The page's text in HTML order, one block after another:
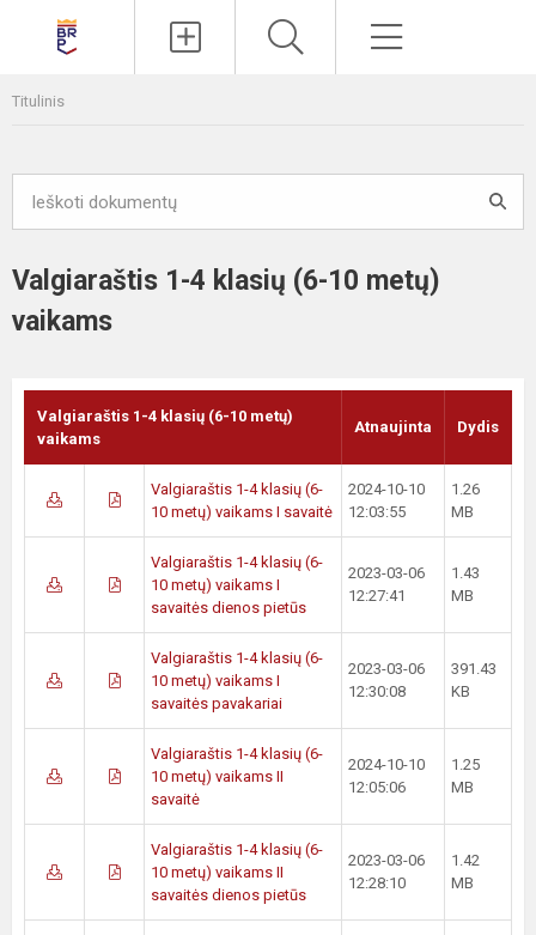
Titulinis
Valgiaraštis 1-4 klasių (6-10 metų)
vaikams
Valgiaraštis 1-4 klasių (6-10 metų)
vaikams
Atnaujinta Dydis
Valgiaraštis 1-4 klasių (6-
10 metų) vaikams I savaitė
2024-10-10
12:03:55
1.26
MB
Valgiaraštis 1-4 klasių (6-
10 metų) vaikams I
savaitės dienos pietūs
2023-03-06
12:27:41
1.43
MB
Valgiaraštis 1-4 klasių (6-
10 metų) vaikams I
savaitės pavakariai
2023-03-06
12:30:08
391.43
KB
Valgiaraštis 1-4 klasių (6-
10 metų) vaikams II
savaitė
2024-10-10
12:05:06
1.25
MB
Valgiaraštis 1-4 klasių (6-
10 metų) vaikams II
savaitės dienos pietūs
2023-03-06
12:28:10
1.42
MB